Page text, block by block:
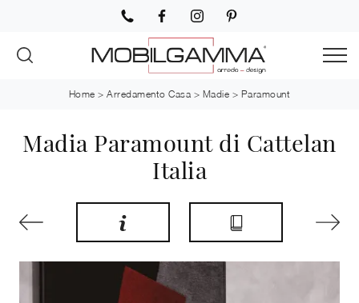
Home >Arredamento Casa > Madie > Paramount
Madia Paramount di Cattelan
Italia